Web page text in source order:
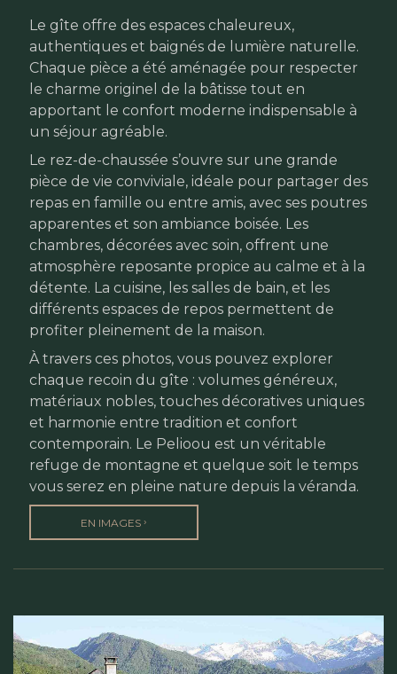
Le gîte offre des espaces chaleureux,
authentiques et baignés de lumière naturelle.
Chaque pièce a été aménagée pour respecter
le charme originel de la bâtisse tout en
apportant le confort moderne indispensable à
un séjour agréable.
Le rez-de-chaussée s’ouvre sur une grande
pièce de vie conviviale, idéale pour partager des
repas en famille ou entre amis, avec ses poutres
apparentes et son ambiance boisée. Les
chambres, décorées avec soin, offrent une
atmosphère reposante propice au calme et à la
détente. La cuisine, les salles de bain, et les
différents espaces de repos permettent de
profiter pleinement de la maison.
À travers ces photos, vous pouvez explorer
chaque recoin du gîte : volumes généreux,
matériaux nobles, touches décoratives uniques
et harmonie entre tradition et confort
contemporain. Le Pelioou est un véritable
refuge de montagne et quelque soit le temps
vous serez en pleine nature depuis la véranda.
EN IMAGES ›